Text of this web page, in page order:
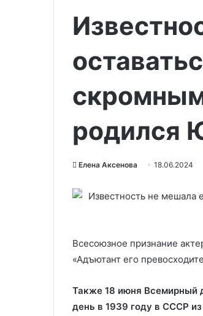
родился
Елена Аксенова 18.06.2024
Всесоюзное признание
«Адъютант его
Также 18 июня Всемирный
день в 1939 году в СССР